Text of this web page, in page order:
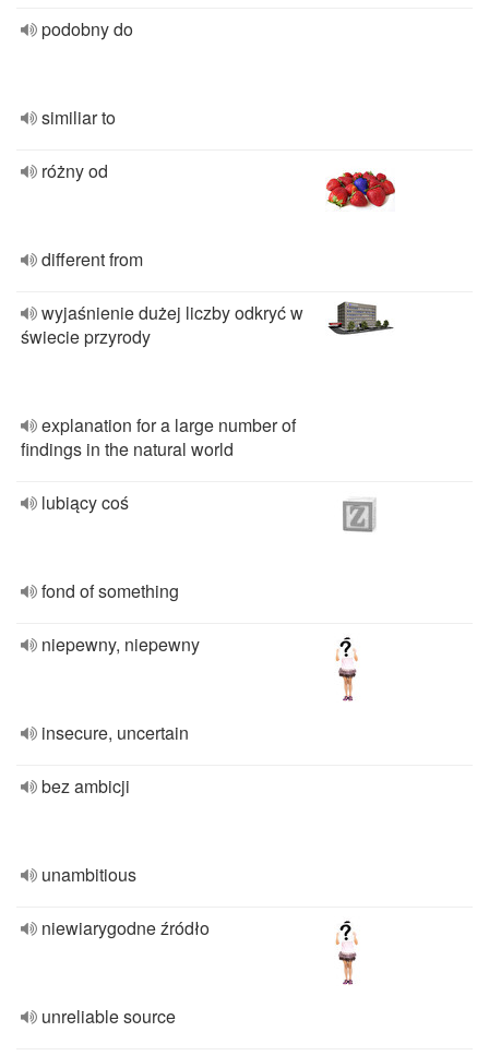
podobny do
similiar to
różny od
different from
wyjaśnienie dużej liczby odkryć w
świecie przyrody
explanation for a large number of
findings in the natural world
lubiący coś
fond of something
niepewny, niepewny
insecure, uncertain
bez ambicji
unambitious
niewiarygodne źródło
unreliable source